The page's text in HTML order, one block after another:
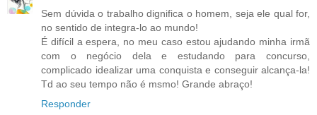
Sem dúvida o trabalho dignifica o homem, seja ele qual for,
no sentido de integra-lo ao mundo!
É difícil a espera, no meu caso estou ajudando minha irmã
com o negócio dela e estudando para concurso,
complicado idealizar uma conquista e conseguir alcança-la!
Td ao seu tempo não é msmo! Grande abraço!
Responder